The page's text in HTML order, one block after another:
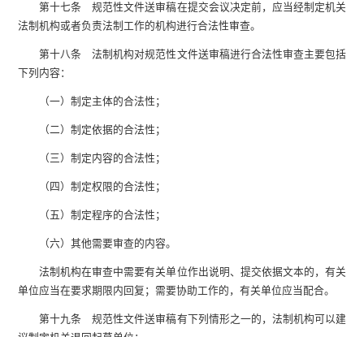
第十七条 规范性文件送审稿在提交会议决定前，应当经制定机关
法制机构或者负责法制工作的机构进行合法性审查。
第十八条 法制机构对规范性文件送审稿进行合法性审查主要包括
下列内容：
（一）制定主体的合法性；
（二）制定依据的合法性；
（三）制定内容的合法性；
（四）制定权限的合法性；
（五）制定程序的合法性；
（六）其他需要审查的内容。
法制机构在审查中需要有关单位作出说明、提交依据文本的，有关
单位应当在要求期限内回复；需要协助工作的，有关单位应当配合。
第十九条 规范性文件送审稿有下列情形之一的，法制机构可以建